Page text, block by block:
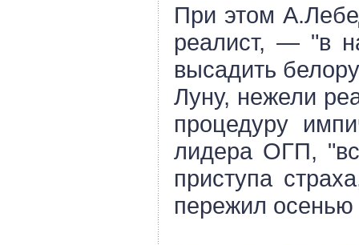
При этом
реалист, — "в
высадить
Луну, нежели
процедуру
лидера ОГП,
приступа
пережил осенью